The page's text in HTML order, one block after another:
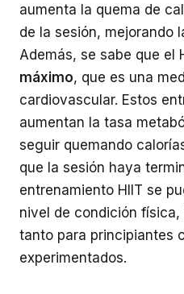
aumenta la quema de
de la sesión, mejorando
Además, se sabe que el
máximo, que es una
cardiovascular. Estos
aumentan la tasa
seguir quemando
que la sesión haya
entrenamiento HIIT se
nivel de condición
tanto para principiantes
experimentados.